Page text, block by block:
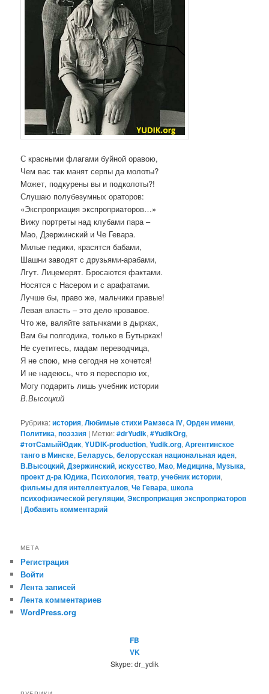
С красными флагами буйной оравою,
Чем вас так манят серпы да молоты?
Может, подкурены вы и подколоты?!
Слушаю полубезумных ораторов:
«Экспроприация экспроприаторов…»
Вижу портреты над клубами пара –
Мао, Дзержинский и Че Гевара.
Милые педики, красятся бабами,
Шашни заводят с друзьями-арабами,
Лгут. Лицемерят. Бросаются фактами.
Носятся с Насером и с арафатами.
Лучше бы, право же, мальчики правые!
Левая власть – это дело кровавое.
Что же, валяйте затычками в дырках,
Вам бы полгодика, только в Бутырках!
Не суетитесь, мадам переводчица,
Я не спою, мне сегодня не хочется!
И не надеюсь, что я переспорю их,
Могу подарить лишь учебник истории
В.Высоцкий
Рубрика:история,Любимые стихи Рамзеса IV,Орден имени,
Политика,поэззия | Метки:#‎drYudik,#YudikOrg,
#тотСамыйЮдик,YUDIK-production,Yudik.org,Аргентинское
танго в Минске,Беларусь,белорусская национальная идея,
В.Высоцкий,Дзержинский,искусство,Мао,Медицина,Музыка,
проект д-ра Юдика,Психология,театр,учебник истории,
фильмы для интеллектуалов,Че Гевара,школа
психофизической регуляции,Экспроприация экспроприаторов
|Добавить комментарий
МЕТА
Регистрация
Войти
Лента записей
Лента комментариев
WordPress.org
FB
VK
Skype: dr_ydik